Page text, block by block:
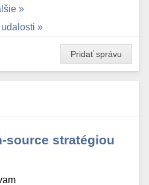
Pridať správu
source stratégiou